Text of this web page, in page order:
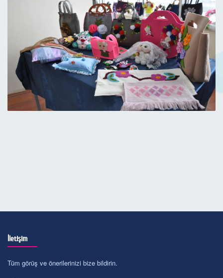
İletişim
Tüm görüş ve önerilerinizi bize bildirin.